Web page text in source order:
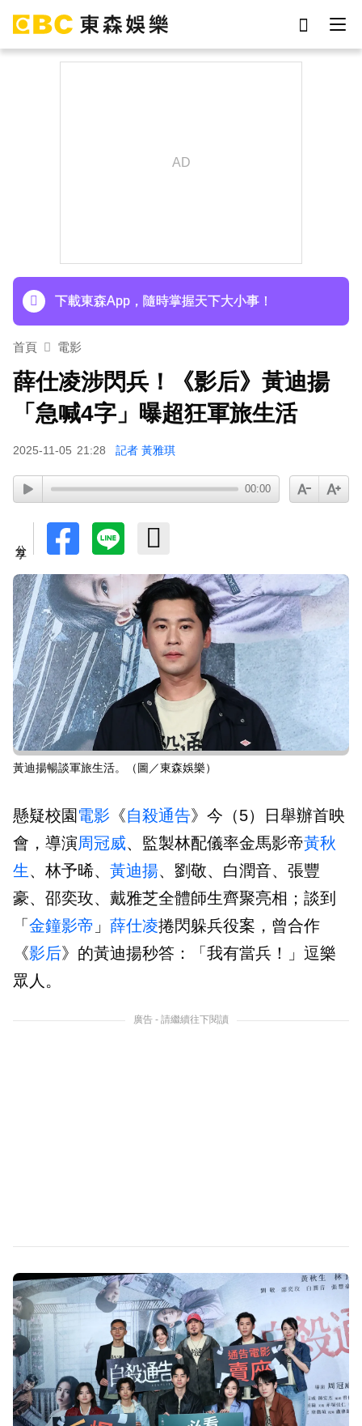
下載東森App，隨時掌握天下大小事！
首頁 電影
薛仕凌涉閃兵！《影后》黃迪揚
「急喊4字」曝超狂軍旅生活
2025-11-05 21:28 記者 黃雅琪
00:00
黃迪揚暢談軍旅生活。（圖／東森娛樂）
懸疑校園 電影 《自殺通告》今（5）日舉辦首映
會，導演周冠威、監製林配儀率金馬影帝黃秋
生、林予晞、 黃迪揚、劉敬、白潤音、張豐
豪、邵奕玫、戴雅芝全體師生齊聚亮相；談到
「 金鐘影帝 」 薛仕凌捲閃躲兵役案，曾合作
《影后》的黃迪揚秒答：「我有當兵！」逗樂
眾人。
廣告 - 請繼續往下閱讀